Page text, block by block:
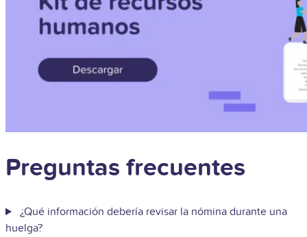
Preguntas frecuentes
¿Qué información debería revisar la nómina durante una
huelga?